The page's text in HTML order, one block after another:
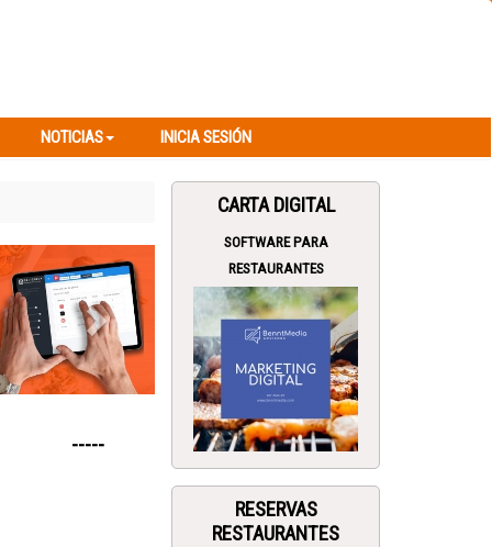
NOTICIAS INICIA SESIÓN
Next
-----
CARTA DIGITAL
SOFTWARE PARA
RESTAURANTES
RESERVAS
RESTAURANTES